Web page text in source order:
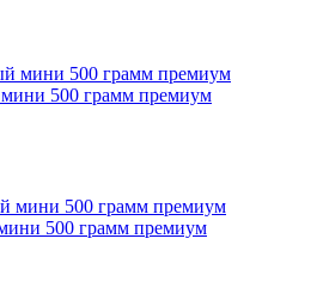
500 грамм премиум
500 грамм премиум